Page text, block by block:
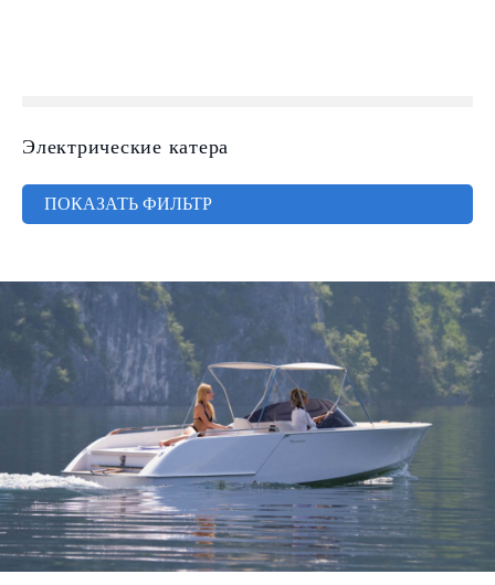
Электрические катера
ПОКАЗАТЬ ФИЛЬТР